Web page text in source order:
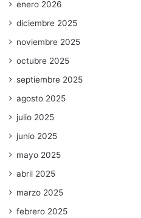
enero 2026
diciembre 2025
noviembre 2025
octubre 2025
septiembre 2025
agosto 2025
julio 2025
junio 2025
mayo 2025
abril 2025
marzo 2025
febrero 2025